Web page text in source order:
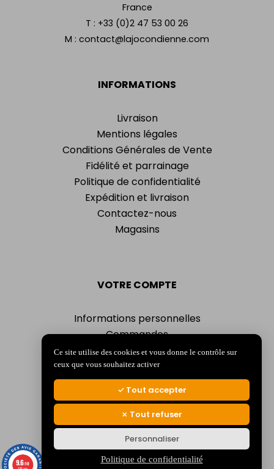
INFORMATIONS
Livraison
Mentions légales
Conditions Générales de Vente
Fidélité et parrainage
Politique de confidentialité
Expédition et livraison
Contactez-nous
Magasins
VOTRE COMPTE
Informations personnelles
Commandes
Adresses
Bons de réduction
Mes alertes
France
T : +33 (0)2 47 53 00 26
M : contact@lajocondienne.com
© 2026 La Jocondienne
Mentions légales-Politique de confidentialité
9.6/10
Ce site utilise des cookies et vous donne le contrôle sur
ceux que vous souhaitez activer
Tout accepter
Tout refuser
Personnaliser
Politique de confidentialité